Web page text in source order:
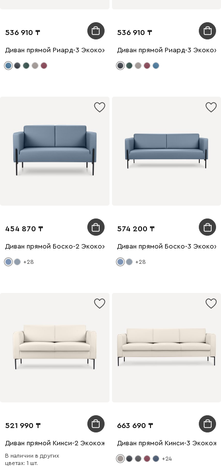
536 910
Диван прямой Риард-3 Экокожа Голубой
536 910
Диван прямой Риард-3
454 870
Диван прямой Боско-2 Экокожа Синий
+28
574 200
Диван прямой Боско-3
+28
521 990
Диван прямой Кинси-2 Экокожа Бежевый
В наличии в других
цветах: 1 шт.
663 690
Диван прямой Кинси-3
+24